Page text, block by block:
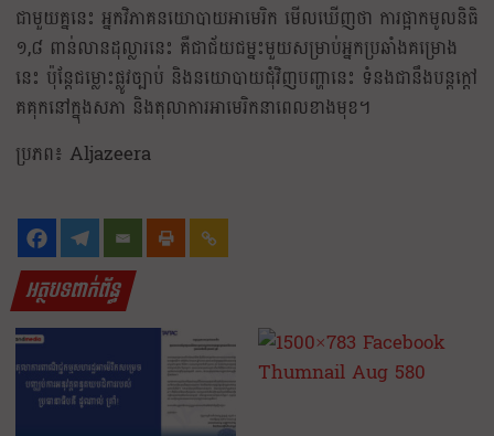
ជាមួយគ្ននេះ អ្នកវិភាគនយោបាយអាមេរិក មើលឃើញថា ការផ្អាកមូលនិធិ
១,៨ ពាន់លានដុល្លារនេះ គឺជាជ័យជម្នះមួយសម្រាប់អ្នកប្រឆាំងគម្រោង
នេះ ប៉ុន្តែជម្លោះផ្លូវច្បាប់ និងនយោបាយជុំវិញបញ្ហានេះ ទំនងជានឹងបន្តក្តៅ
គគុកនៅក្នុងសភា និងតុលាការអាមេរិកនាពេលខាងមុខ។
ប្រភព៖ Aljazeera
អត្ថបទពាក់ព័ន្ធ